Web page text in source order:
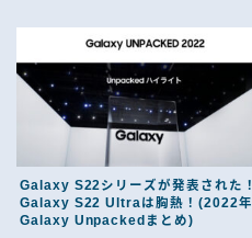
Galaxy S22シリーズが発表された！
Galaxy S22 Ultraは胸熱！(2022年
Galaxy Unpackedまとめ)